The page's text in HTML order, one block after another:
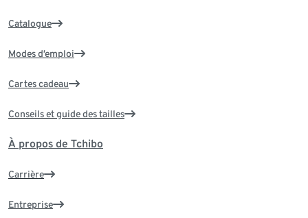
Catalogue
Modes d’emploi
Cartes cadeau
Conseils et guide des tailles
À propos de Tchibo
Carrière
Entreprise